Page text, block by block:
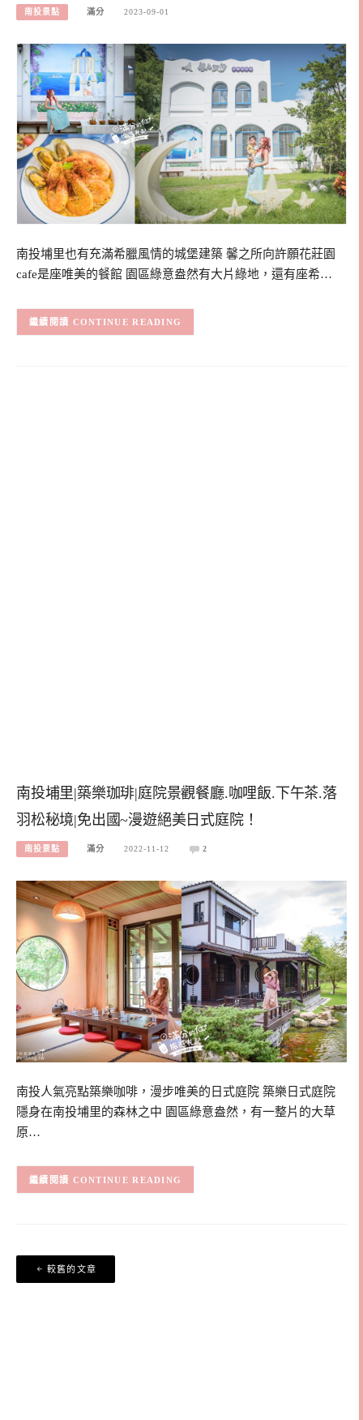
南投景點 滿分 2023-09-01
南投埔里也有充滿希臘風情的城堡建築 馨之所向許願花莊園
cafe是座唯美的餐館 園區綠意盎然有大片綠地，還有座希…
CONTINUE READING
南投埔里|築樂珈琲|庭院景觀餐廳.咖哩飯.下午茶.落
羽松秘境|免出國~漫遊絕美日式庭院！
南投景點 滿分 2022-11-12 2
南投人氣亮點築樂咖啡，漫步唯美的日式庭院 築樂日式庭院
隱身在南投埔里的森林之中 園區綠意盎然，有一整片的大草
原…
CONTINUE READING
文
章
較舊的文章